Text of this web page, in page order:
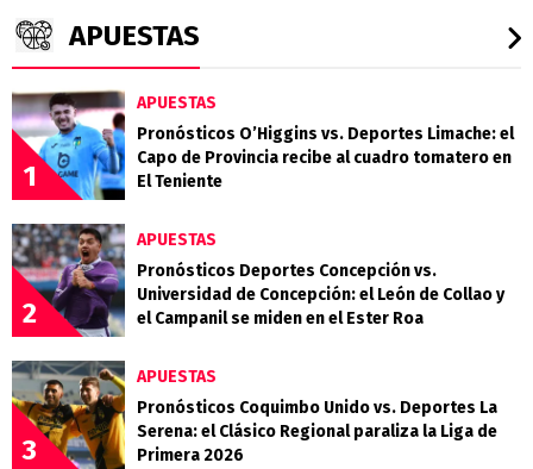
APUESTAS
1
APUESTAS
Pronósticos O’Higgins vs. Deportes Limache: el
Capo de Provincia recibe al cuadro tomatero en
El Teniente
2
APUESTAS
Pronósticos Deportes Concepción vs.
Universidad de Concepción: el León de Collao y
el Campanil se miden en el Ester Roa
3
APUESTAS
Pronósticos Coquimbo Unido vs. Deportes La
Serena: el Clásico Regional paraliza la Liga de
Primera 2026